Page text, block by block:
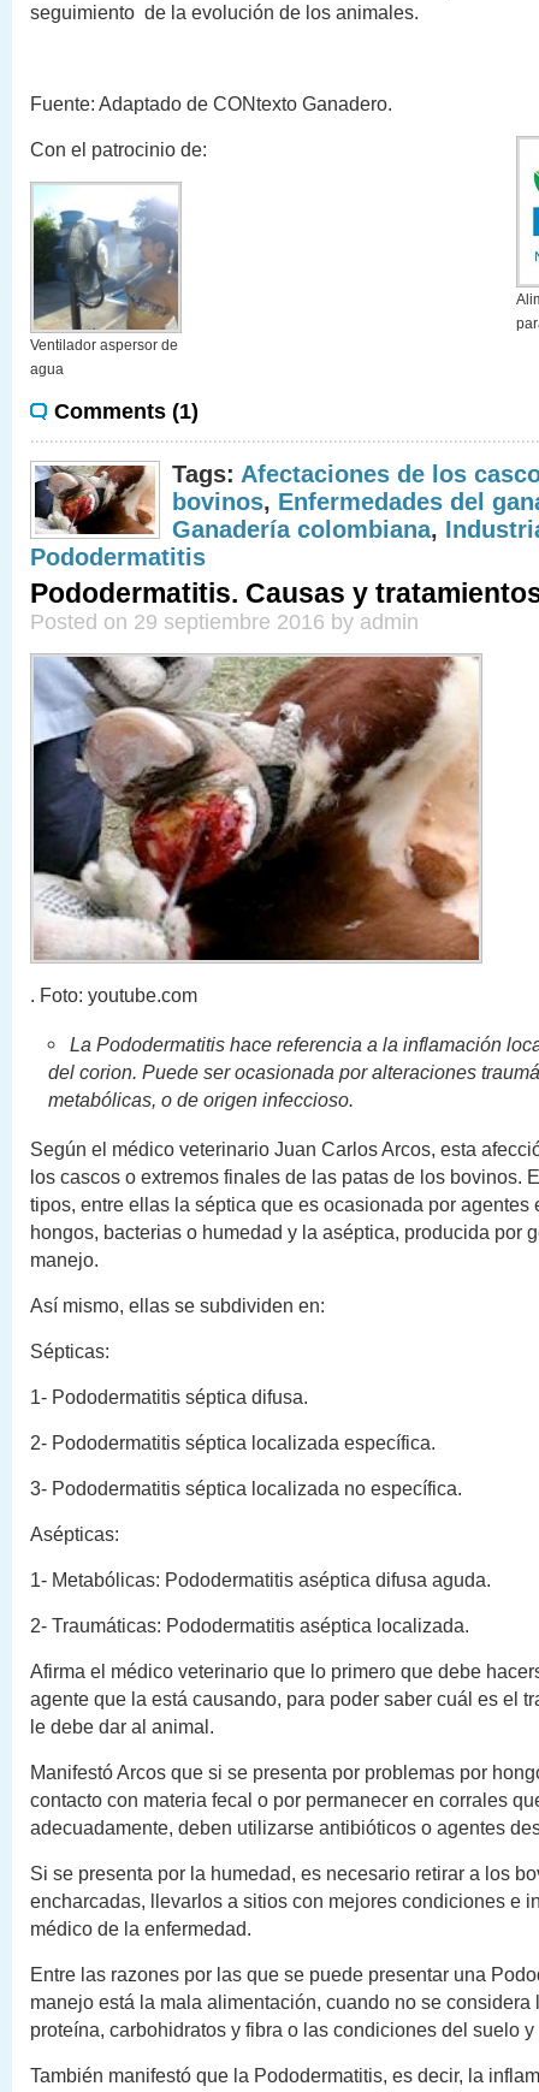
seguimiento de la evolución de los animales.
Fuente: Adaptado de CONtexto Ganadero.
Con el patrocinio de:
Ventilador aspersor de
agua
Comments (1)
Tags: Afectaciones de los
bovinos, Enfermedades del
Ganadería colombiana,
Pododermatitis
Pododermatitis. Causas y
Posted on 29 septiembre 2016 by admin
. Foto: youtube.com
La Pododermatitis hace referencia a la inflamación
del corion. Puede ser ocasionada por alteraciones
metabólicas, o de origen infeccioso.
Según el médico veterinario Juan Carlos Arcos, esta
los cascos o extremos finales de las patas de los bovinos.
tipos, entre ellas la séptica que es ocasionada por agentes
hongos, bacterias o humedad y la aséptica, producida por
manejo.
Así mismo, ellas se subdividen en:
Sépticas:
1- Pododermatitis séptica difusa.
2- Pododermatitis séptica localizada específica.
3- Pododermatitis séptica localizada no específica.
Asépticas:
1- Metabólicas: Pododermatitis aséptica difusa aguda.
2- Traumáticas: Pododermatitis aséptica localizada.
Afirma el médico veterinario que lo primero que debe
agente que la está causando, para poder saber cuál es el
le debe dar al animal.
Manifestó Arcos que si se presenta por problemas por
contacto con materia fecal o por permanecer en corrales
adecuadamente, deben utilizarse antibióticos o agentes
Si se presenta por la humedad, es necesario retirar a los
encharcadas, llevarlos a sitios con mejores condiciones e
médico de la enfermedad.
Entre las razones por las que se puede presentar una
manejo está la mala alimentación, cuando no se considera
proteína, carbohidratos y fibra o las condiciones del suelo
También manifestó que la Pododermatitis, es decir, la